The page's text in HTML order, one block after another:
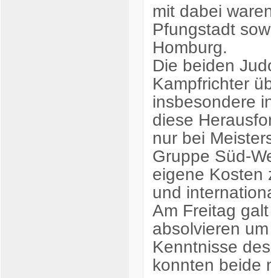
mit dabei
Pfungstadt
Homburg.
Die beiden
Kampfrichter
insbesondere
diese
nur bei
Gruppe Süd-
eigene Kosten
und
Am Freitag
absolvieren
Kenntnisse
konnten beide